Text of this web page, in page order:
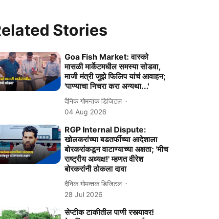
Stories
Goa Fish Market: वास्को
मासळी मार्केटमधील समस्या सोडवा,
माजी मंत्री जुझे फिलिप यांचं आवाहन;
'पाण्याचा निचरा करा अन्यथा...'
दैनिक गोमन्तक डिजिटल
04 Aug 2026
RGP Internal Dispute:
खोलकरांच्‍या बडतर्फीच्‍या आदेशाला
बोरकरांकडून वाटाण्‍याच्‍या अक्षता; 'मीच
राष्ट्रीय अध्यक्ष!' म्हणत वीरेश
बोरकरांनी ठोकला दावा
दैनिक गोमन्तक डिजिटल
28 Jul 2026
सेप्टीक टाकीतील पाणी रस्त्यावर!